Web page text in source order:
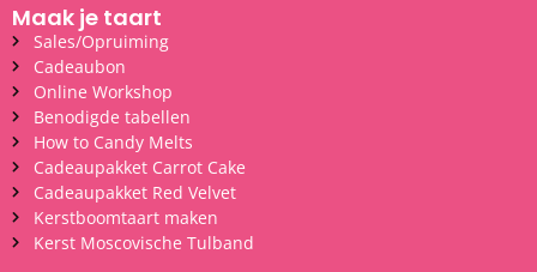
Maak je taart
Sales/Opruiming
Cadeaubon
Online Workshop
Benodigde tabellen
How to Candy Melts
Cadeaupakket Carrot Cake
Cadeaupakket Red Velvet
Kerstboomtaart maken
Kerst Moscovische Tulband